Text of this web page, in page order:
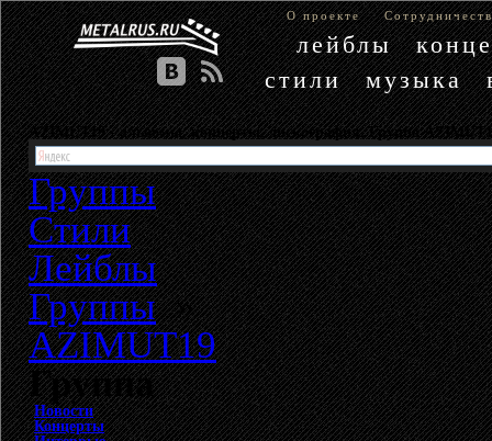
О проекте
лейблы
стили
музыка
AZIMUT19 - альбомы, концерты, дискография. Группа
Группы
Стили
Лейблы
Группы»
AZIMUT19
Группа
Новости
Концерты